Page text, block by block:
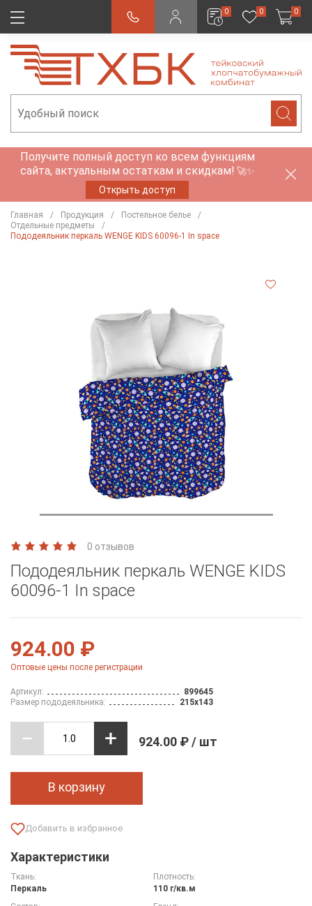
0 0 0
Получите полный доступ ко всем функциям
сайта, актуальным остаткам и скидкам! 🚀✨
Открыть доступ
Главная Продукция
Постельное белье
Отдельные предметы
Пододеяльник перкаль WENGE KIDS 60096-1 In space
0 отзывов
Пододеяльник перкаль WENGE KIDS
60096-1 In space
924.00 ₽
Оптовые цены после регистрации
Артикул:
899645
Размер пододеяльника:
215х143
924.00 ₽ / шт
В корзину
Характеристики
Ткань:
Перкаль
Плотность:
110 г/кв.м